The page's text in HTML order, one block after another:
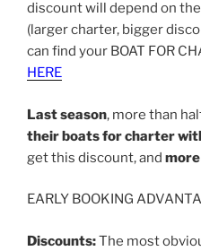
discount will depend on
(larger charter, bigger
can find your BOAT FOR
HERE
Last season, more than
their boats for charter
get this discount, and
EARLY BOOKING
Discounts:The most